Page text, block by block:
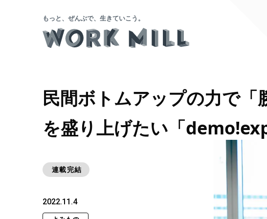
もっと、ぜんぶで、生きていこう。
民間ボトムアップの力で「
を盛り上げたい「
連載完結
2022.11.4